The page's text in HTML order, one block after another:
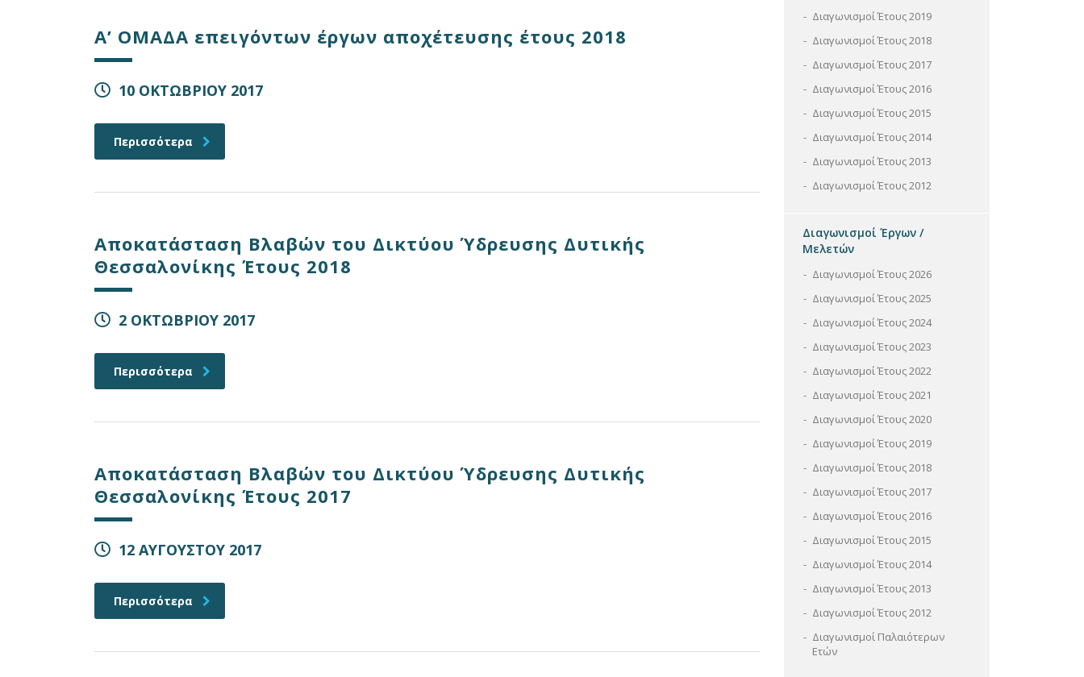
Α’ ΟΜΑΔΑ επειγόντων έργων αποχέτευσης έτους 2018
10 ΟΚΤΩΒΡΙΟΥ 2017
Περισσότερα
Αποκατάσταση Βλαβών του Δικτύου Ύδρευσης Δυτικής
Θεσσαλονίκης Έτους 2018
2 ΟΚΤΩΒΡΙΟΥ 2017
Περισσότερα
Αποκατάσταση Βλαβών του Δικτύου Ύδρευσης Δυτικής
Θεσσαλονίκης Έτους 2017
12 ΑΥΓΟΥΣΤΟΥ 2017
Περισσότερα
Διαγωνισμοί Έτους 2019
Διαγωνισμοί Έτους 2018
Διαγωνισμοί Έτους 2017
Διαγωνισμοί Έτους 2016
Διαγωνισμοί Έτους 2015
Διαγωνισμοί Έτους 2014
Διαγωνισμοί Έτους 2013
Διαγωνισμοί Έτους 2012
Διαγωνισμοί Έργων /
Μελετών
Διαγωνισμοί Έτους 2026
Διαγωνισμοί Έτους 2025
Διαγωνισμοί Έτους 2024
Διαγωνισμοί Έτους 2023
Διαγωνισμοί Έτους 2022
Διαγωνισμοί Έτους 2021
Διαγωνισμοί Έτους 2020
Διαγωνισμοί Έτους 2019
Διαγωνισμοί Έτους 2018
Διαγωνισμοί Έτους 2017
Διαγωνισμοί Έτους 2016
Διαγωνισμοί Έτους 2015
Διαγωνισμοί Έτους 2014
Διαγωνισμοί Έτους 2013
Διαγωνισμοί Έτους 2012
Διαγωνισμοί Παλαιότερων
Ετών